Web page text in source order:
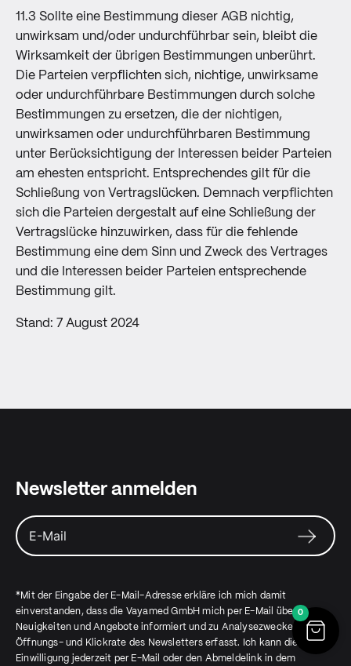
11.3 Sollte eine Bestimmung dieser AGB nichtig,
unwirksam und/oder undurchführbar sein, bleibt die
Wirksamkeit der übrigen Bestimmungen unberührt.
Die Parteien verpflichten sich, nichtige, unwirksame
oder undurchführbare Bestimmungen durch solche
Bestimmungen zu ersetzen, die der nichtigen,
unwirksamen oder undurchführbaren Bestimmung
unter Berücksichtigung der Interessen beider Parteien
am ehesten entspricht. Entsprechendes gilt für die
Schließung von Vertragslücken. Demnach verpflichten
sich die Parteien dergestalt auf eine Schließung der
Vertragslücke hinzuwirken, dass für die fehlende
Bestimmung eine dem Sinn und Zweck des Vertrages
und die Interessen beider Parteien entsprechende
Bestimmung gilt.
Stand: 7 August 2024
Newsletter anmelden
*Mit der Eingabe der E-Mail-Adresse erkläre ich mich damit
einverstanden, dass die Vayamed GmbH mich per E-Mail über
Neuigkeiten und Angebote informiert und zu Analysezwecken die
Öffnungs- und Klickrate des Newsletters erfasst. Ich kann diese
Einwilligung jederzeit per E-Mail oder den Abmeldelink in dem
0